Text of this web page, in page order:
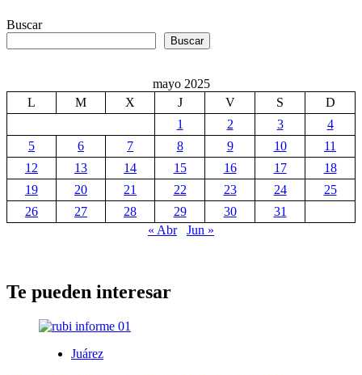
Buscar
Buscar
mayo 2025
L
M X J V S
D
1
2 3
4
5
6 7 8 9 10
11
12
13 14 15 16 17
18
19
20 21 22 23 24
25
26
27 28 29 30
31
« Abr
Jun »
Te pueden interesar
Juárez